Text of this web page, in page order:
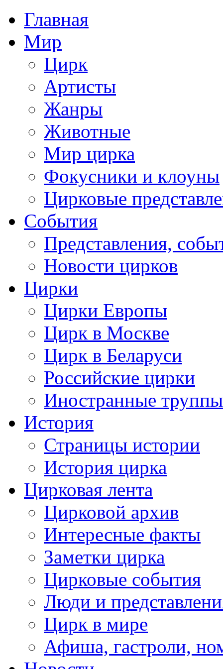
Главная
Мир
Цирк
Артисты
Жанры
Животные
Мир цирка
Фокусники и клоуны
Цирковые
События
Представления,
Новости цирков
Цирки
Цирки Европы
Цирк в Москве
Цирк в Беларуси
Российские цирки
Иностранные труппы
История
Страницы истории
История цирка
Цирковая лента
Цирковой архив
Интересные факты
Заметки цирка
Цирковые события
Люди и
Цирк в мире
Афиша, гастроли,